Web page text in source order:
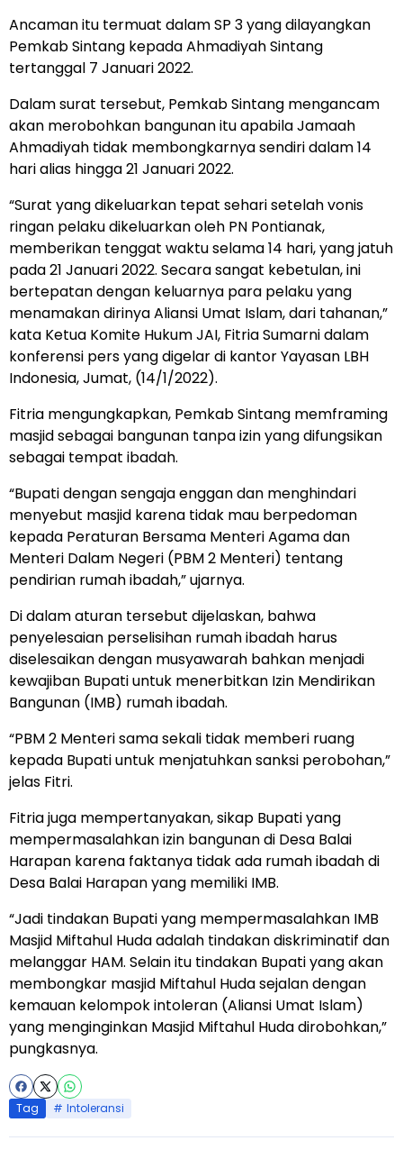
Ancaman itu termuat dalam SP 3 yang dilayangkan
Pemkab Sintang kepada Ahmadiyah Sintang
tertanggal 7 Januari 2022.
Dalam surat tersebut, Pemkab Sintang mengancam
akan merobohkan bangunan itu apabila Jamaah
Ahmadiyah tidak membongkarnya sendiri dalam 14
hari alias hingga 21 Januari 2022.
“Surat yang dikeluarkan tepat sehari setelah vonis
ringan pelaku dikeluarkan oleh PN Pontianak,
memberikan tenggat waktu selama 14 hari, yang jatuh
pada 21 Januari 2022. Secara sangat kebetulan, ini
bertepatan dengan keluarnya para pelaku yang
menamakan dirinya Aliansi Umat Islam, dari tahanan,”
kata Ketua Komite Hukum JAI, Fitria Sumarni dalam
konferensi pers yang digelar di kantor Yayasan LBH
Indonesia, Jumat, (14/1/2022).
Fitria mengungkapkan, Pemkab Sintang memframing
masjid sebagai bangunan tanpa izin yang difungsikan
sebagai tempat ibadah.
“Bupati dengan sengaja enggan dan menghindari
menyebut masjid karena tidak mau berpedoman
kepada Peraturan Bersama Menteri Agama dan
Menteri Dalam Negeri (PBM 2 Menteri) tentang
pendirian rumah ibadah,” ujarnya.
Di dalam aturan tersebut dijelaskan, bahwa
penyelesaian perselisihan rumah ibadah harus
diselesaikan dengan musyawarah bahkan menjadi
kewajiban Bupati untuk menerbitkan Izin Mendirikan
Bangunan (IMB) rumah ibadah.
“PBM 2 Menteri sama sekali tidak memberi ruang
kepada Bupati untuk menjatuhkan sanksi perobohan,”
jelas Fitri.
Fitria juga mempertanyakan, sikap Bupati yang
mempermasalahkan izin bangunan di Desa Balai
Harapan karena faktanya tidak ada rumah ibadah di
Desa Balai Harapan yang memiliki IMB.
“Jadi tindakan Bupati yang mempermasalahkan IMB
Masjid Miftahul Huda adalah tindakan diskriminatif dan
melanggar HAM. Selain itu tindakan Bupati yang akan
membongkar masjid Miftahul Huda sejalan dengan
kemauan kelompok intoleran (Aliansi Umat Islam)
yang menginginkan Masjid Miftahul Huda dirobohkan,”
pungkasnya.
Tag Intoleransi